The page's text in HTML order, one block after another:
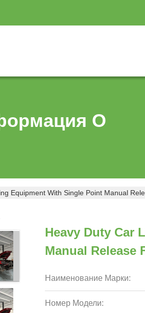
О
Equipment With Single Point Manual
Heavy Duty Car
Manual Release
Наименование Марки:
Номер Модели: